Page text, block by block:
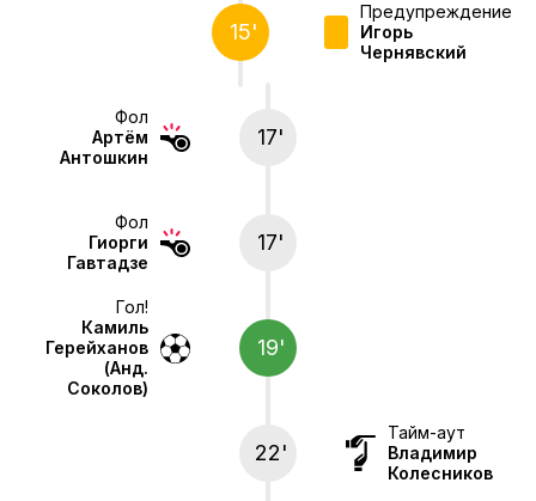
15'
Предупреждение
Игорь
Чернявский
Фол
Артём
Антошкин
17'
Фол
Гиорги
Гавтадзе
17'
Гол!
Камиль
Герейханов
(Анд.
Соколов)
19'
22'
Тайм-аут
Владимир
Колесников